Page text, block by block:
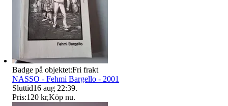
Badge på objektet:Fri frakt
NASSO - Fehmi Bargello - 2001
Sluttid16 aug 22:39.
Pris:120 kr,Köp nu.